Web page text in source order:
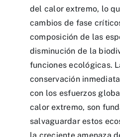
del calor extremo, lo
cambios de fase
composición de las
disminución de la
funciones ecológicas.
conservación
con los esfuerzos
calor extremo, son
salvaguardar estos
la creciente amenaza